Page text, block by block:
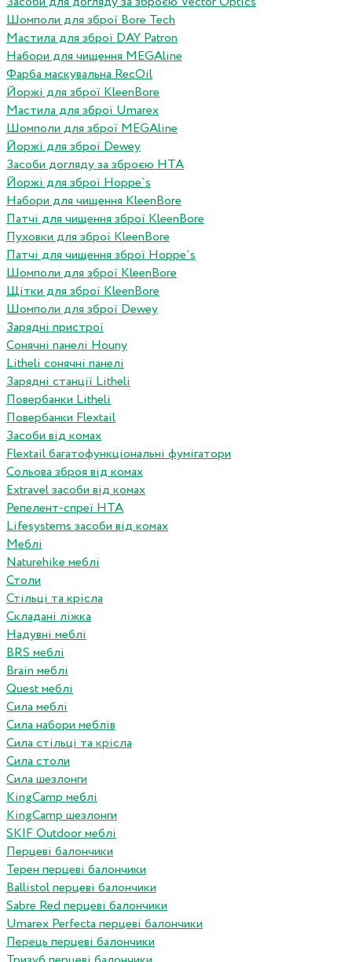
Шомполи для зброї Bore Tech
Мастила для зброї DAY Patron
Набори для чищення MEGAline
Фарба маскувальна RecOil
Йоржі для зброї KleenBore
Мастила для зброї Umarex
Шомполи для зброї MEGAline
Йоржі для зброї Dewey
Засоби догляду за зброєю HTA
Йоржі для зброї Hoppe`s
Набори для чищення KleenBore
Патчі для чищення зброї KleenBore
Пуховки для зброї KleenBore
Патчі для чищення зброї Hoppe`s
Шомполи для зброї KleenBore
Щітки для зброї KleenBore
Шомполи для зброї Dewey
Зарядні пристрої
Сонячні панелі Houny
Litheli сонячні панелі
Зарядні станції Litheli
Повербанки Litheli
Повербанки Flextail
Засоби від комах
Flextail багатофункціональні фумігатори
Сольова зброя від комах
Extravel засоби від комах
Репелент-спреї HTA
Lifesystems засоби від комах
Меблі
Naturehike меблі
Столи
Стільці та крісла
Складані ліжка
Надувні меблі
BRS меблі
Brain меблі
Quest меблі
Сила меблі
Сила набори меблів
Сила стільці та крісла
Сила столи
Сила шезлонги
KingCamp меблі
KingCamp шезлонги
SKIF Outdoor меблі
Перцеві балончики
Терен перцеві балончики
Ballistol перцеві балончики
Sabre Red перцеві балончики
Umarex Perfecta перцеві балончики
Перець перцеві балончики